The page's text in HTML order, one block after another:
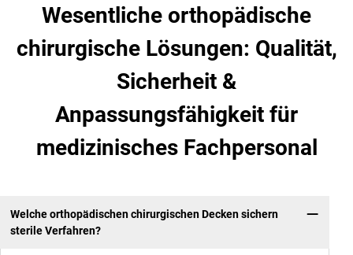
Wesentliche orthopädische
chirurgische Lösungen: Qualität,
Sicherheit &
Anpassungsfähigkeit für
medizinisches Fachpersonal
Welche orthopädischen chirurgischen Decken sichern
sterile Verfahren?